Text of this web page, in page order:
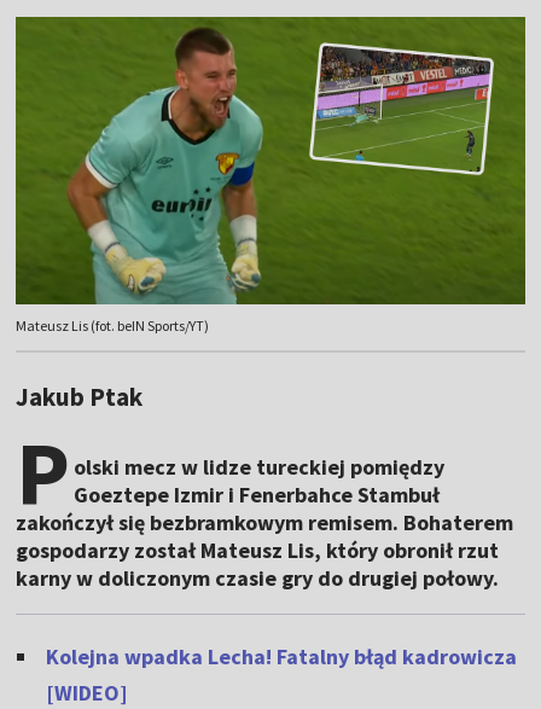
Mateusz Lis (fot. beIN Sports/YT)
Jakub Ptak
P olski mecz w lidze tureckiej pomiędzy
Goeztepe Izmir i Fenerbahce Stambuł
zakończył się bezbramkowym remisem. Bohaterem
gospodarzy został Mateusz Lis, który obronił rzut
karny w doliczonym czasie gry do drugiej połowy.
Kolejna wpadka Lecha! Fatalny błąd kadrowicza
[WIDEO]